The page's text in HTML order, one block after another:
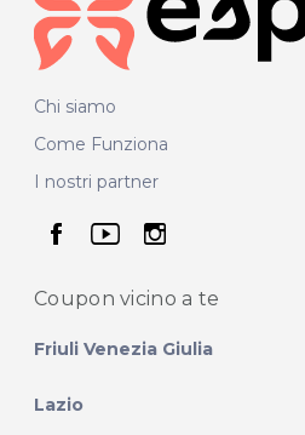
Chi siamo
Come Funziona
I nostri partner
seguici su
seguici su
seguici
Coupon vicino a te
Friuli Venezia Giulia
Lazio